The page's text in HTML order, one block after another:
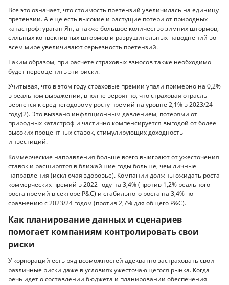
Все это означает, что стоимость претензий увеличилась на единицу
претензии. А еще есть высокие и растущие потери от природных
катастроф: ураган Ян, а также большое количество зимних штормов,
сильных конвективных штормов и разрушительных наводнений во
всем мире увеличивают серьезность претензий.
Таким образом, при расчете страховых взносов также необходимо
будет переоценить эти риски.
Учитывая, что в этом году страховые премии упали примерно на 0,2%
в реальном выражении, вполне вероятно, что страховая отрасль
вернется к среднегодовому росту премий на уровне 2,1% в 2023/24
году(2). Это вызвано инфляционным давлением, потерями от
природных катастроф и частично компенсируется выгодой от более
высоких процентных ставок, стимулирующих доходность
инвестиций.
Коммерческие направления больше всего выиграют от ужесточения
ставок и расширятся в ближайшие годы больше, чем личные
направления (исключая здоровье). Компании должны ожидать роста
коммерческих премий в 2022 году на 3,4% (против 1,2% реального
роста премий в секторе P&C) и стабильного роста на 3,4% по
сравнению с 2023/24 годом (против 2,7% для общего P&C).
Как планирование данных и сценариев
помогает компаниям контролировать свои
риски
У корпораций есть ряд возможностей адекватно застраховать свои
различные риски даже в условиях ужесточающегося рынка. Когда
речь идет о составлении бюджета и планировании обеспечения